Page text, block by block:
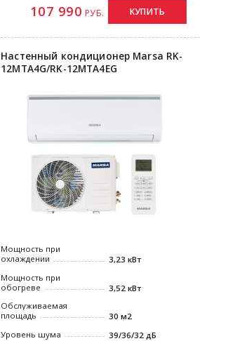
107 990 РУБ. КУПИТЬ
Настенный кондиционер Marsa RK-
12MTA4G/RK-12MTA4EG
Мощность при
охлаждении
3,23 кВт
Мощность при
обогреве
3,52 кВт
Обслуживаемая
площадь
30 м2
Уровень шума
39/36/32 дБ